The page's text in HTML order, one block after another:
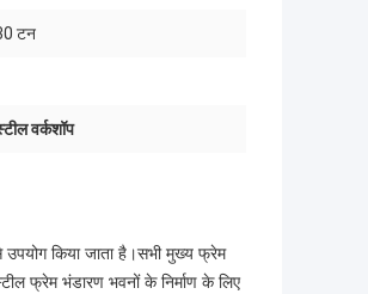
टन
वर्कशॉप
उपयोग किया जाता है।सभी मुख्य फ्रेम
फ्रेम भंडारण भवनों के निर्माण के लिए